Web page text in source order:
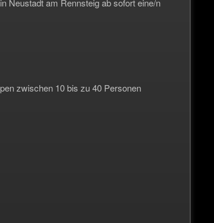
Neustadt am Rennsteig ab sofort eine/n
zwischen 10 bis zu 40 Personen